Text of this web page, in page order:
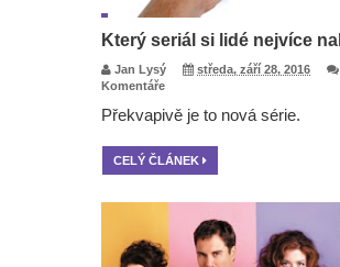
Který seriál si lidé nejvíce
Jan Lysý
středa, září 28, 2016
Komentáře
Překvapivě je to nová série.
CELÝ ČLÁNEK